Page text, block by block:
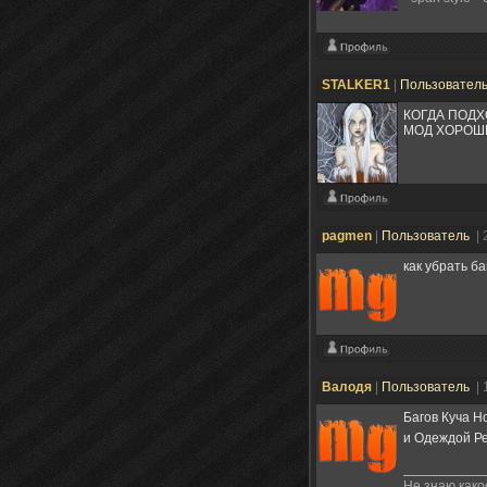
STALKER1
КОГДА
МОД
pagmen Пользователь
|
как убрать
Валодя Пользователь
|
Багов Куча
и Одеждой